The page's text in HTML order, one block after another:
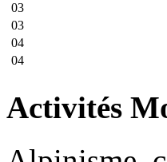
03
03
04
04
Activités